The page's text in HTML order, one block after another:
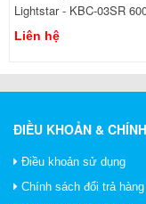
Lightstar - KBC-03SR
Liên hệ
ĐIỀU KHOẢN &
Điều khoản sử dụng
Chính sách đổi trả hàng